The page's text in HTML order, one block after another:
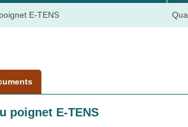
E-TENS
poignet E-TENS